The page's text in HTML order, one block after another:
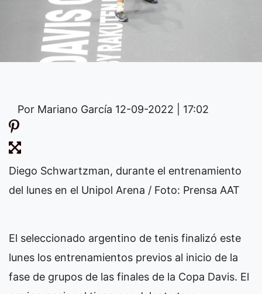
Por Mariano García 12-09-2022 | 17:02
Diego Schwartzman, durante el entrenamiento
del lunes en el Unipol Arena / Foto: Prensa AAT
El seleccionado argentino de tenis finalizó este
lunes los entrenamientos previos al inicio de la
fase de grupos de las finales de la Copa Davis. El